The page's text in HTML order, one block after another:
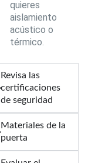
quieres
aislamiento
acústico o
térmico.
Revisa las
certificaciones
de seguridad
Materiales de la
puerta